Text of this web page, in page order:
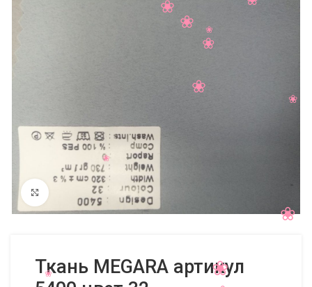
Нажмите, чтобы увеличить
Ткань MEGARA артикул